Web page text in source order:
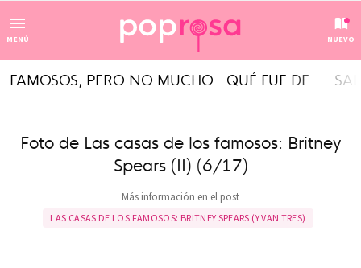
MENÚ NUEVO
FAMOSOS, PERO NO MUCHO QUÉ FUE DE...
Foto de Las casas de los famosos: Britney
Spears (II) (6/17)
Más información en el post
LAS CASAS DE LOS FAMOSOS: BRITNEY SPEARS (Y VAN TRES)